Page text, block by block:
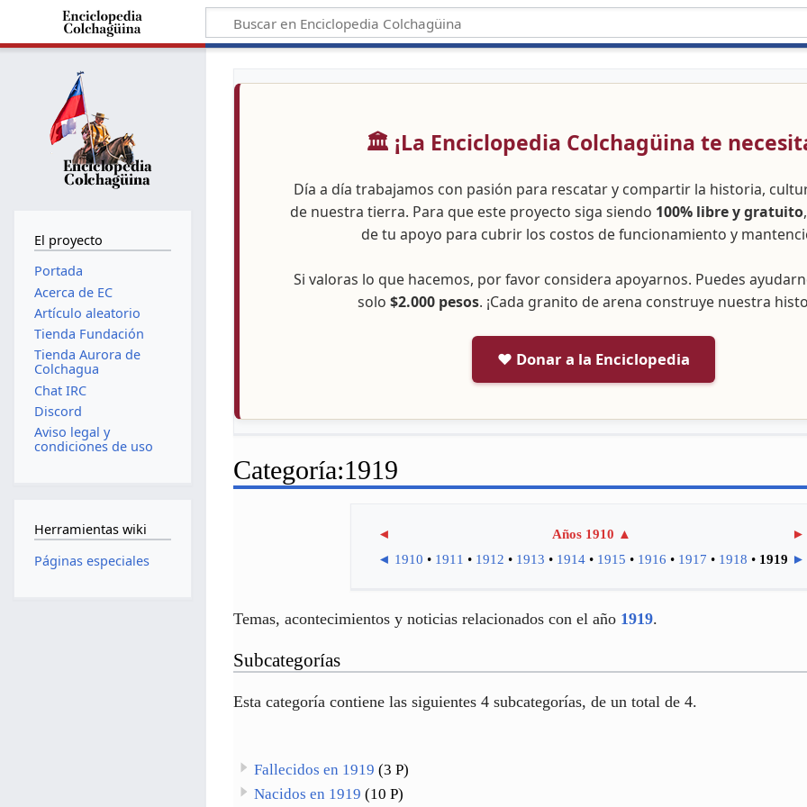
🏛️ ¡La Enciclopedia Colchagüina te
Día a día trabajamos con pasión para rescatar y compartir la historia,
de nuestra tierra. Para que este proyecto siga siendo 100% libre y gratuito
de tu apoyo para cubrir los costos de funcionamiento y
Si valoras lo que hacemos, por favor considera apoyarnos. Puedes
solo $2.000 pesos. ¡Cada granito de arena construye nuestra
❤️ Donar a la Enciclopedia
Categoría:1919
◄ Años 1910 ▲
►
◄ 1910 • 1911 • 1912 • 1913 • 1914 • 1915 • 1916 • 1917 • 1918 • 1919 ►
Temas, acontecimientos y noticias relacionados con el año 1919.
Subcategorías
Esta categoría contiene las siguientes 4 subcategorías, de un total de 4.
Fallecidos en 1919 (3 P)
Nacidos en 1919 (10 P)
El proyecto
Portada
Acerca de EC
Artículo aleatorio
Tienda Fundación
Tienda Aurora de
Colchagua
Chat IRC
Discord
Aviso legal y
condiciones de uso
Herramientas wiki
Páginas especiales